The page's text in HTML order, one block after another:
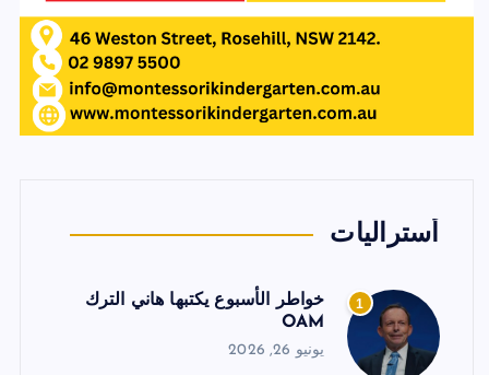
أستراليات
1
خواطر الأسبوع يكتبها هاني الترك
OAM
يونيو 26, 2026